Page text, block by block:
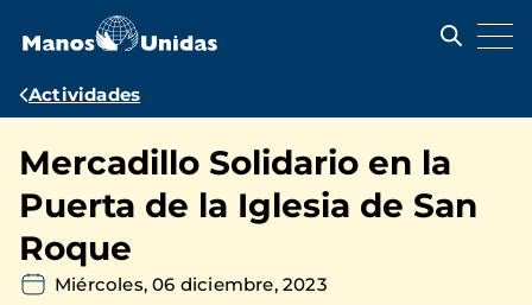
contenido
Ruta
navegación
Actividades
Mercadillo Solidario en la
Puerta de la Iglesia de San
Roque
Miércoles, 06 diciembre, 2023